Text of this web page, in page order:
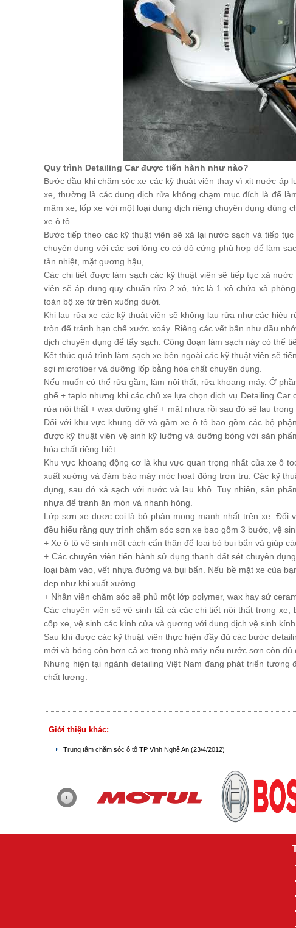
Quy trình Detailing Car được tiến hành như nào?
Bước đầu khi chăm sóc xe các kỹ thuật viên thay vì xịt nước
xe, thường là các dung dịch rửa không chạm mục đích là để
mâm xe, lốp xe với một loại dung dịch riêng chuyên dụng dùng
xe ô tô
Bước tiếp theo các kỹ thuật viên sẽ xả lại nước sạch và tiếp
chuyên dụng với các sợi lông cọ có độ cứng phù hợp để làm
tản nhiệt, mặt gương hậu, …
Các chi tiết được làm sạch các kỹ thuật viên sẽ tiếp tục xả
viên sẽ áp dụng quy chuẩn rửa 2 xô, tức là 1 xô chứa xà
toàn bộ xe từ trên xuống dưới.
Khi lau rửa xe các kỹ thuật viên sẽ không lau rửa như các
tròn để tránh hạn chế xước xoáy. Riêng các vết bẩn như dầu
dịch chuyên dụng để tẩy sạch. Công đoạn làm sạch này có thể
Kết thúc quá trình làm sạch xe bên ngoài các kỹ thuật viên sẽ
sợi microfiber và dưỡng lốp bằng hóa chất chuyên dụng.
Nếu muốn có thể rửa gầm, làm nội thất, rửa khoang máy. Ở
ghế + taplo nhưng khi các chủ xe lựa chọn dịch vụ Detailing
rửa nội thất + wax dưỡng ghế + mặt nhựa rồi sau đó sẽ lau
Đối với khu vực khung đỡ và gầm xe ô tô bao gồm các bộ
được kỹ thuật viên vệ sinh kỹ lưỡng và dưỡng bóng với sản
hóa chất riêng biệt.
Khu vực khoang động cơ là khu vực quan trọng nhất của xe ô
xuất xưởng và đảm bảo máy móc hoạt động trơn tru. Các kỹ
dụng, sau đó xả sạch với nước và lau khô. Tuy nhiên, sản
nhựa để tránh ăn mòn và nhanh hỏng.
Lớp sơn xe được coi là bộ phận mong manh nhất trên xe. Đối
đều hiểu rằng quy trình chăm sóc sơn xe bao gồm 3 bước, vệ
+ Xe ô tô vệ sinh một cách cẩn thận để loại bỏ bụi bẩn và giúp
+ Các chuyên viên tiến hành sử dụng thanh đất sét chuyên
loại bám vào, vết nhựa đường và bụi bẩn. Nếu bề mặt xe của
đẹp như khi xuất xưởng.
+ Nhân viên chăm sóc sẽ phủ một lớp polymer, wax hay sứ
Các chuyên viên sẽ vệ sinh tất cả các chi tiết nội thất trong
cốp xe, vệ sinh các kính cửa và gương với dung dịch vệ sinh
Sau khi được các kỹ thuật viên thực hiện đầy đủ các bước
mới và bóng còn hơn cả xe trong nhà máy nếu nước sơn còn đủ
Nhưng hiện tại ngành detailing Việt Nam đang phát triển
chất lượng.
Giới thiệu khác:
Trung tâm chăm sóc ô tô TP Vinh Nghệ An (23/4/2012)